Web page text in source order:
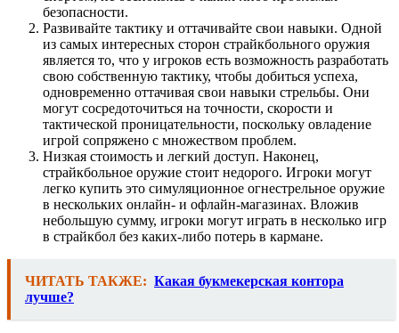
безопасности.
Развивайте тактику и оттачивайте свои навыки. Одной
из самых интересных сторон страйкбольного оружия
является то, что у игроков есть возможность разработать
свою собственную тактику, чтобы добиться успеха,
одновременно оттачивая свои навыки стрельбы. Они
могут сосредоточиться на точности, скорости и
тактической проницательности, поскольку овладение
игрой сопряжено с множеством проблем.
Низкая стоимость и легкий доступ. Наконец,
страйкбольное оружие стоит недорого. Игроки могут
легко купить это симуляционное огнестрельное оружие
в нескольких онлайн- и офлайн-магазинах. Вложив
небольшую сумму, игроки могут играть в несколько игр
в страйкбол без каких-либо потерь в кармане.
ЧИТАТЬ ТАКЖЕ: Какая букмекерская контора
лучше?